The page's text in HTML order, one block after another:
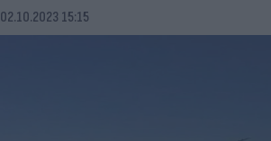
02.10.2023 15:15